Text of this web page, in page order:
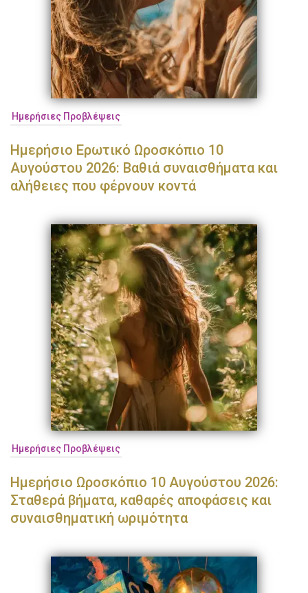
Ημερήσιες Προβλέψεις
Ημερήσιο Ερωτικό Ωροσκόπιο 10
Αυγούστου 2026: Βαθιά συναισθήματα και
αλήθειες που φέρνουν κοντά
Ημερήσιες Προβλέψεις
Ημερήσιο Ωροσκόπιο 10 Αυγούστου 2026:
Σταθερά βήματα, καθαρές αποφάσεις και
συναισθηματική ωριμότητα